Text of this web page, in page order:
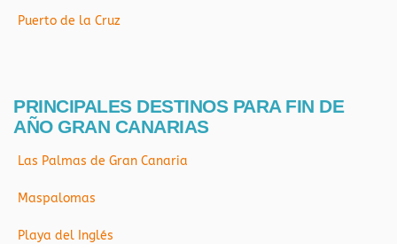
Puerto de la Cruz
PRINCIPALES DESTINOS PARA FIN DE
AÑO GRAN CANARIAS
Las Palmas de Gran Canaria
Maspalomas
Playa del Inglés